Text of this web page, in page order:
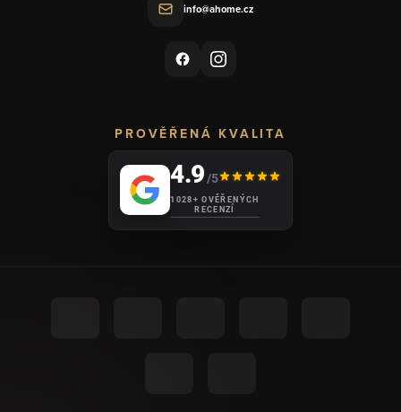
info@ahome.cz
PROVĚŘENÁ KVALITA
4.9/5
1028+ OVĚŘENÝCH
RECENZÍ